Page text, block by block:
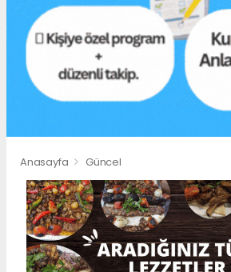
Anasayfa Güncel